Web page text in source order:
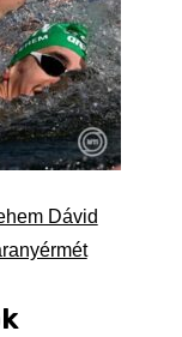
Dávid